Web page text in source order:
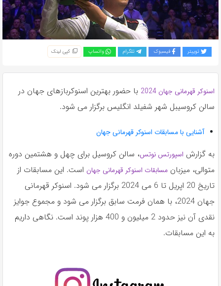
به
اشتراک
بگذارید.
لینک
توییتر فیسبوک تلگرام واتساپ کپی لینک
اسنوکر قهرمانی جهان 2024
با حضور بهترین اسنوکربازهای جهان در
سالن کروسیبل شهر شفیلد انگلیس برگزار می شود.
آشنایی با مسابقات اسنوکر قهرمانی جهان
به گزارش اسپورتس نوتس، سالن کروسیل برای چهل و هشتمین دوره
متوالی، میزبان مسابقات اسنوکر قهرمانی جهان است. این مسابقات از
تاریخ 20 اپریل تا 6 می 2024 برگزار می شود. اسنوکر قهرمانی
جهان 2024، با همان فرمت سابق برگزار می شود و مجموع جوایز
نقدی آن نیز حدود 2 میلیون و 400 هزار پوند است. نگاهی داریم
به این مسابقات.